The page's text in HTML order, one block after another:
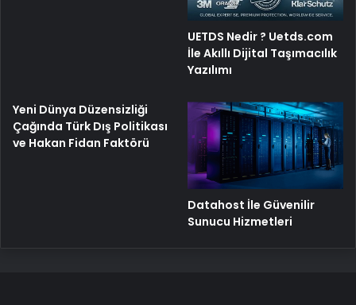
UETDS Nedir ? Uetds.com
İle Akıllı Dijital Taşımacılık
Yazılımı
Yeni Dünya Düzensizliği
Çağında Türk Dış Politikası
ve Hakan Fidan Faktörü
Datahost İle Güvenilir
Sunucu Hizmetleri